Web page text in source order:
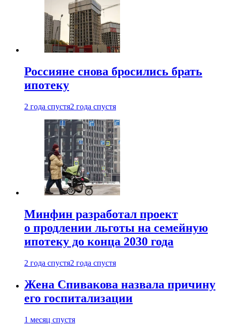
Россияне снова бросились брать
ипотеку
2 года спустя2 года спустя
Минфин разработал проект
о продлении льготы на семейную
ипотеку до конца 2030 года
2 года спустя2 года спустя
Жена Спивакова назвала причину
его госпитализации
1 месяц спустя